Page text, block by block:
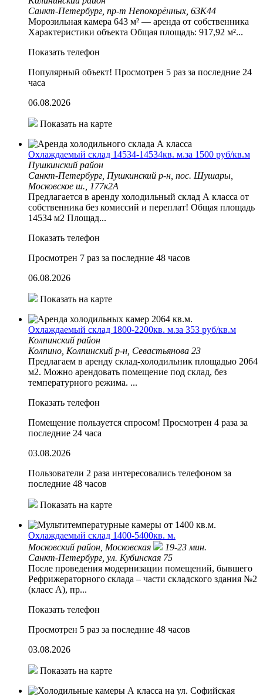
Санкт-Петербург, пр-т Непокорённых, 63К44
Mоpoзильнaя камера 643 м² — арендa от cобcтвeнникa
Характеристики объекта Общая площадь: 917,92 м²...
Показать телефон
Популярный объект! Просмотрен 5 раз за последние 24
часа
06.08.2026
Показать на карте
Охлаждаемый склад 14534-14534кв. м.за 1500 руб/кв.м
Пушкинский район
Санкт-Петербург, Пушкинский р-н, пос. Шушары,
Московское ш., 177к2А
Предлагается в аренду холодильный склад А класса от
собственника без комиссий и переплат! Общая площадь
14534 м2 Площад...
Показать телефон
Просмотрен 7 раз за последние 48 часов
06.08.2026
Показать на карте
Охлаждаемый склад 1800-2200кв. м.за 353 руб/кв.м
Колпинский район
Колпино, Колпинский р-н, Севастьянова 23
Предлагаем в аренду склад-холодильник площадью 2064
м2. Можно арендовать помещение под склад, без
температурного режима. ...
Показать телефон
Помещение пользуется спросом! Просмотрен 4 раза за
последние 24 часа
03.08.2026
Пользователи 2 раза интересовались телефоном за
последние 48 часов
Показать на карте
Охлаждаемый склад 1400-5400кв. м.
Московский район, Московская
19-23 мин.
Санкт-Петербург, ул. Кубинская 75
После проведения модернизации помещений, бывшего
Рефрижераторного склада – части складского здания №2
(класс А), пр...
Показать телефон
Просмотрен 5 раз за последние 48 часов
03.08.2026
Показать на карте